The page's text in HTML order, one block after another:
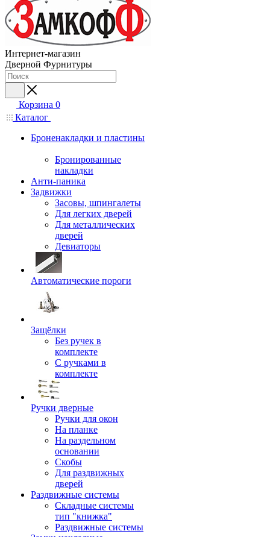
Интернет-магазин
Дверной Фурнитуры
Корзина 0
Каталог
Броненакладки и пластины
Бронированные
накладки
Анти-паника
Задвижки
Засовы, шпингалеты
Для легких дверей
Для металлических
дверей
Девиаторы
Автоматические пороги
Защёлки
Без ручек в
комплекте
С ручками в
комплекте
Ручки дверные
Ручки для окон
На планке
На раздельном
основании
Скобы
Для раздвижных
дверей
Раздвижные системы
Складные системы
тип "книжка"
Раздвижные системы